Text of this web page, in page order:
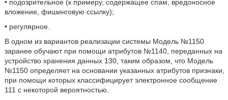
• подозрительное (к примеру, содержащее спам, вредоносное
вложение, фишинговую ссылку);
• регулярное.
В одном из вариантов реализации системы Модель №1150
заранее обучают при помощи атрибутов №1140, переданных на
устройство хранения данных 130, таким образом, что Модель
№1150 определяет на основании указанных атрибутов признаки,
при помощи которых классифицирует электронное сообщение
111 с некоторой вероятностью.